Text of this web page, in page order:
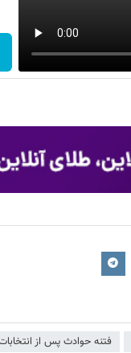
فتنه حوادث پس از انتخابات